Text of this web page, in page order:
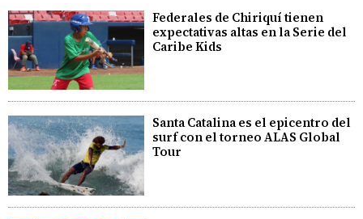
Federales de Chiriquí tienen
expectativas altas en la Serie del
Caribe Kids
Santa Catalina es el epicentro del
surf con el torneo ALAS Global
Tour